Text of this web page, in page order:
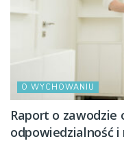
O WYCHOWANIU
Raport o zawodzie
odpowiedzialność i